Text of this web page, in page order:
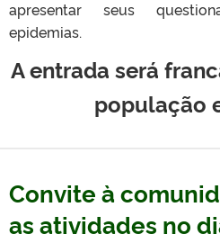
apresentar seus
epidemias.
A entrada será
população
Convite à
as atividades no